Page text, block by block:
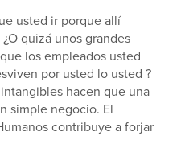
usted ir porque allí
quizá unos grandes
los empleados usted
por usted lo usted ?
hacen que una
simple negocio. El
contribuye a forjar